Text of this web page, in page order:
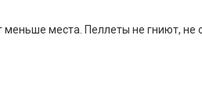
места. Пеллеты не гниют, не